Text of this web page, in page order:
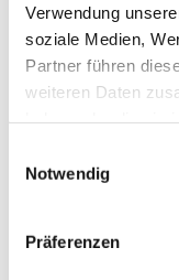
Verwendung
soziale Medien,
Partner führen
weiteren Daten
Notwendig
Präferenzen